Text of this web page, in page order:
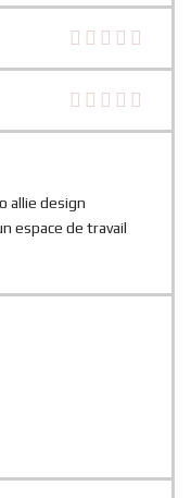
allie design
espace de travail